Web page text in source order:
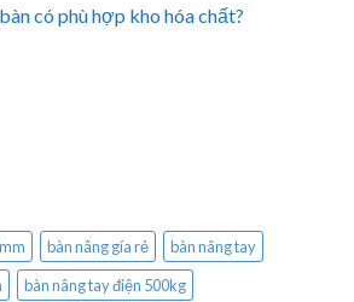
có phù hợp kho hóa chất?
bàn nâng gía rẻ
bàn nâng tay
bàn nâng tay điện 500kg